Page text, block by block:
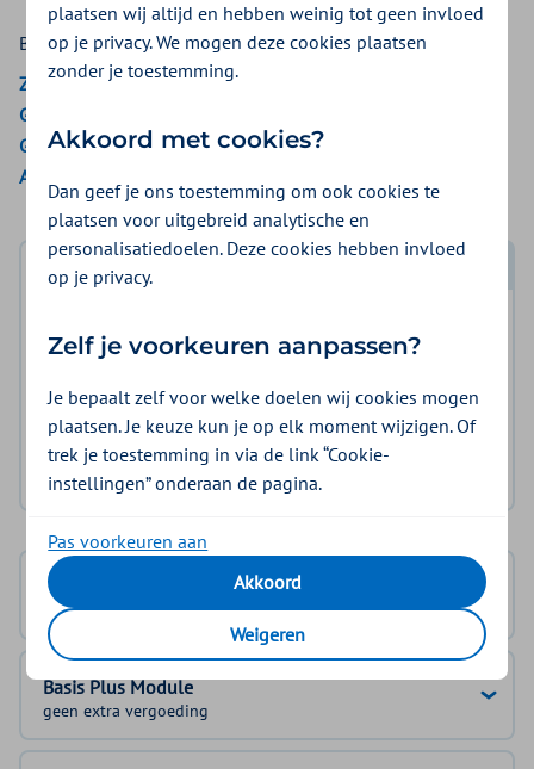
Bekijk de vergoedingen van:
ZieZo
Gemeenten Optimaal
Gemeente Amsterdam
Aon Vitaal
Log in met DigiD
voor u gelden.
Log in met DigiD
Geen DigiD? Vraag aan
Basisverzekering
100% voor de extra tijd
Basis Plus Module
geen extra vergoeding
plaatsen wij altijd en hebben weinig tot geen invloed
op je privacy. We mogen deze cookies plaatsen
zonder je toestemming.
Akkoord met cookies?
Dan geef je ons toestemming om ook cookies te
plaatsen voor uitgebreid analytische en
personalisatiedoelen. Deze cookies hebben invloed
op je privacy.
Zelf je voorkeuren aanpassen?
Je bepaalt zelf voor welke doelen wij cookies mogen
plaatsen. Je keuze kun je op elk moment wijzigen. Of
trek je toestemming in via de link “Cookie-
instellingen” onderaan de pagina.
Pas voorkeuren aan
Akkoord
Weigeren